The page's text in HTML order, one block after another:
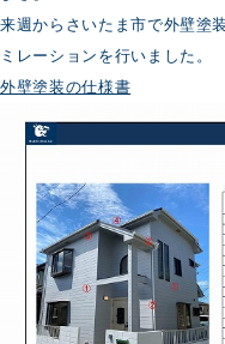
来週からさいたま市で外壁塗
ミレーションを行いました。
外壁塗装の仕様書